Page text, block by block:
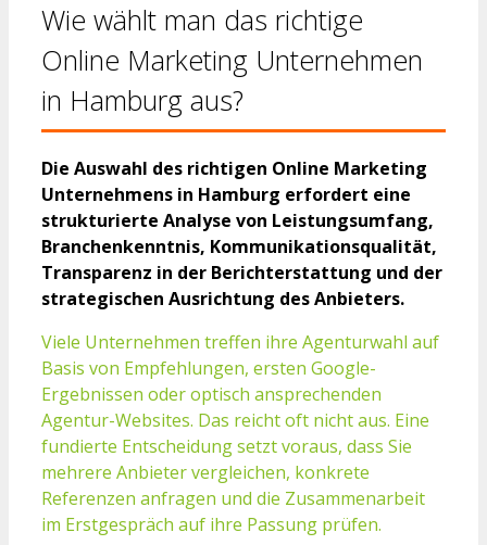
Wie wählt man das richtige
Online Marketing Unternehmen
in Hamburg aus?
Die Auswahl des richtigen Online Marketing
Unternehmens in Hamburg erfordert eine
strukturierte Analyse von Leistungsumfang,
Branchenkenntnis, Kommunikationsqualität,
Transparenz in der Berichterstattung und der
strategischen Ausrichtung des Anbieters.
Viele Unternehmen treffen ihre Agenturwahl auf
Basis von Empfehlungen, ersten Google-
Ergebnissen oder optisch ansprechenden
Agentur-Websites. Das reicht oft nicht aus. Eine
fundierte Entscheidung setzt voraus, dass Sie
mehrere Anbieter vergleichen, konkrete
Referenzen anfragen und die Zusammenarbeit
im Erstgespräch auf ihre Passung prüfen.